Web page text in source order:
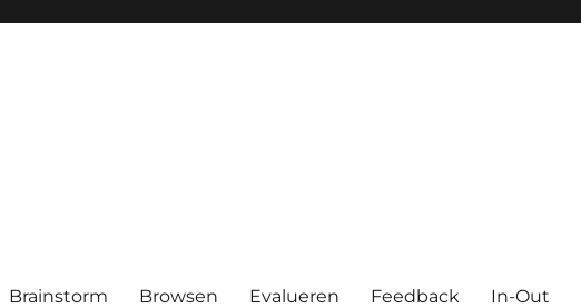
Brainstorm Browsen Evalueren Feedback In-Out